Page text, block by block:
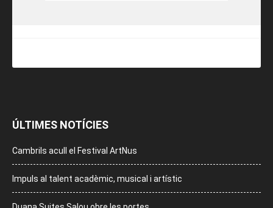
ÚLTIMES NOTÍCIES
Cambrils acull el Festival ArtNus
Impuls al talent acadèmic, musical i artístic